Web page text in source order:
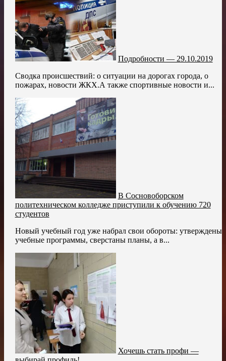
Подробности — 29.10.2019
Сводка происшествий: о ситуации на дорогах города, о
пожарах, новости ЖКХ.А также спортивные новости и...
В Сосновоборском
политехническом колледже приступили к обучению 720
студентов
Новый учебный год уже набрал свои обороты: утверждены
учебные программы, сверстаны планы, а в...
Хочешь стать профи —